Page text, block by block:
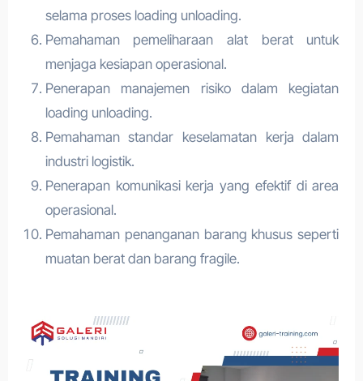
selama proses loading unloading.
Pemahaman pemeliharaan alat berat untuk
menjaga kesiapan operasional.
Penerapan manajemen risiko dalam kegiatan
loading unloading.
Pemahaman standar keselamatan kerja dalam
industri logistik.
Penerapan komunikasi kerja yang efektif di area
operasional.
Pemahaman penanganan barang khusus seperti
muatan berat dan barang fragile.